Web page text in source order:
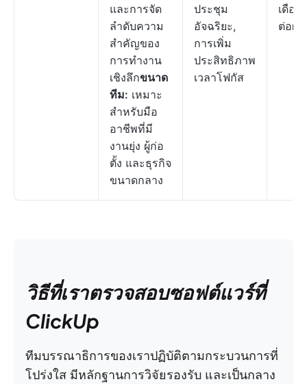
และการจัด
ลำดับความ
สำคัญของ
การทำงาน
เชิงลึกขนาด
ทีม: เหมาะ
สำหรับมือ
อาชีพที่มี
งานยุ่ง ผู้ก่อ
ตั้ง และธุรกิจ
ขนาดกลาง
ประชุม
อัจฉริยะ,
การเพิ่ม
ประสิทธิภาพ
เวลาโฟกัส
เดือน
ต่อผู้ใ
วิธีที่เราตรวจสอบซอฟต์แวร์ที่
ClickUp
ทีมบรรณาธิการของเราปฏิบัติตามกระบวนการที่
โปร่งใส มีหลักฐานการวิจัยรองรับ และเป็นกลาง